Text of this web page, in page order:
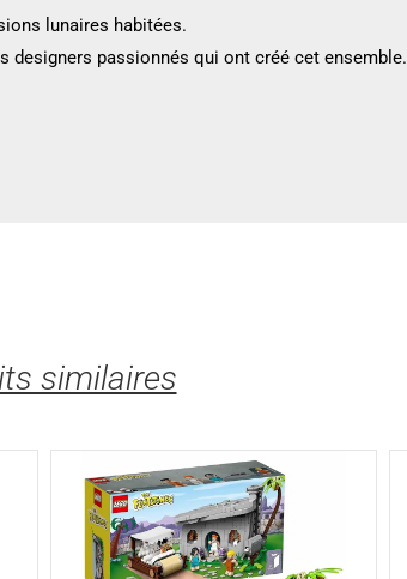
lunaires habitées.
designers passionnés qui ont créé cet ensemble.
similaires